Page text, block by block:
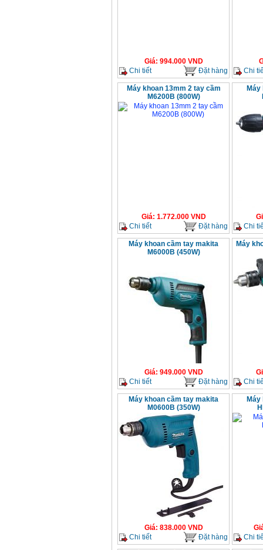
Giá: 994.000VND
Chi tiết
Đặt hàng
Chi
Máy khoan 13mm 2 tay cầm
M6200B (800W)
Giá: 1.772.000VND
Chi tiết
Đặt hàng
Máy
Chi
Máy khoan cầm tay makita
M6000B (450W)
Giá: 949.000VND
Chi tiết
Đặt hàng
Máy
Chi
Máy khoan cầm tay makita
M0600B (350W)
Giá: 838.000VND
Chi tiết
Đặt hàng
Máy
Chi